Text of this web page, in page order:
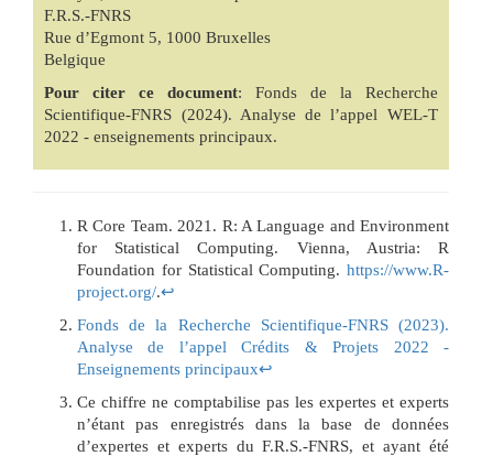
F.R.S.-FNRS
Rue d’Egmont 5, 1000 Bruxelles
Belgique
Pour citer ce document: Fonds de la Recherche
Scientifique-FNRS (2024). Analyse de l’appel WEL-T
2022 - enseignements principaux.
R Core Team. 2021. R: A Language and Environment
for Statistical Computing. Vienna, Austria: R
Foundation for Statistical Computing. https://www.R-
project.org/.↩︎
Fonds de la Recherche Scientifique-FNRS (2023).
Analyse de l’appel Crédits & Projets 2022 -
Enseignements principaux↩︎
Ce chiffre ne comptabilise pas les expertes et experts
n’étant pas enregistrés dans la base de données
d’expertes et experts du F.R.S.-FNRS, et ayant été